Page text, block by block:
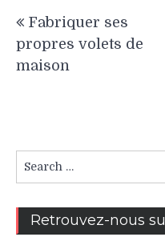
de
l’article
Fabriquer ses
propres volets de
maison
for:
Retrouvez-nous